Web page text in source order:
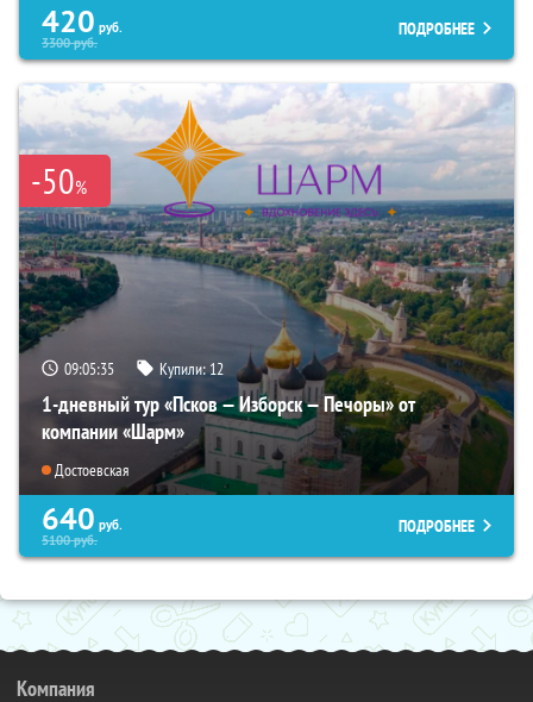
420 руб.
3300руб.
ПОДРОБНЕЕ
-50%
09:05:33 Купили:12
1-дневный тур «Псков — Изборск — Печоры» от
компании «Шарм»
Достоевская
640 руб.
5100руб.
ПОДРОБНЕЕ
Компания